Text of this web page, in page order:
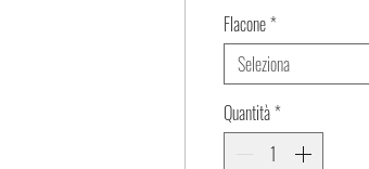
Flacone*
Seleziona
Quantità*